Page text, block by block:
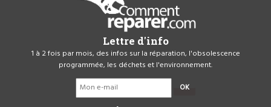
Lettre d'info
1 à 2 fois par mois, des infos sur la réparation, l'obsolescence
programmée, les déchets et l'environnement.
OK